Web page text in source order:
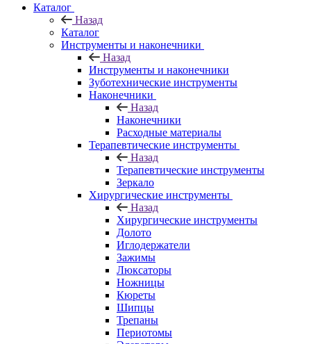
Каталог
Назад
Каталог
Инструменты и наконечники
Назад
Инструменты и наконечники
Зуботехнические инструменты
Наконечники
Назад
Наконечники
Расходные материалы
Терапевтические инструменты
Назад
Терапевтические инструменты
Зеркало
Хирургические инструменты
Назад
Хирургические инструменты
Долото
Иглодержатели
Зажимы
Люксаторы
Ножницы
Кюреты
Шипцы
Трепаны
Периотомы